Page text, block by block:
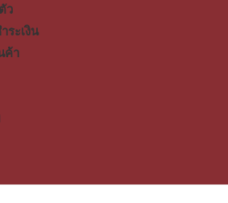
ว
ระเงิน
ค้า